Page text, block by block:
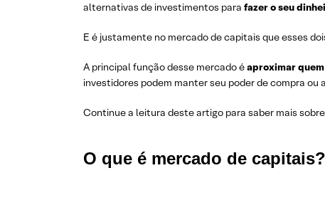
alternativas de investimentos para fazer o seu
E é justamente no mercado de capitais que esses
A principal função desse mercado éaproximar
investidores podem manter seu poder de compra ou
Continue a leitura deste artigo para saber mais
O que é mercado de capitais?